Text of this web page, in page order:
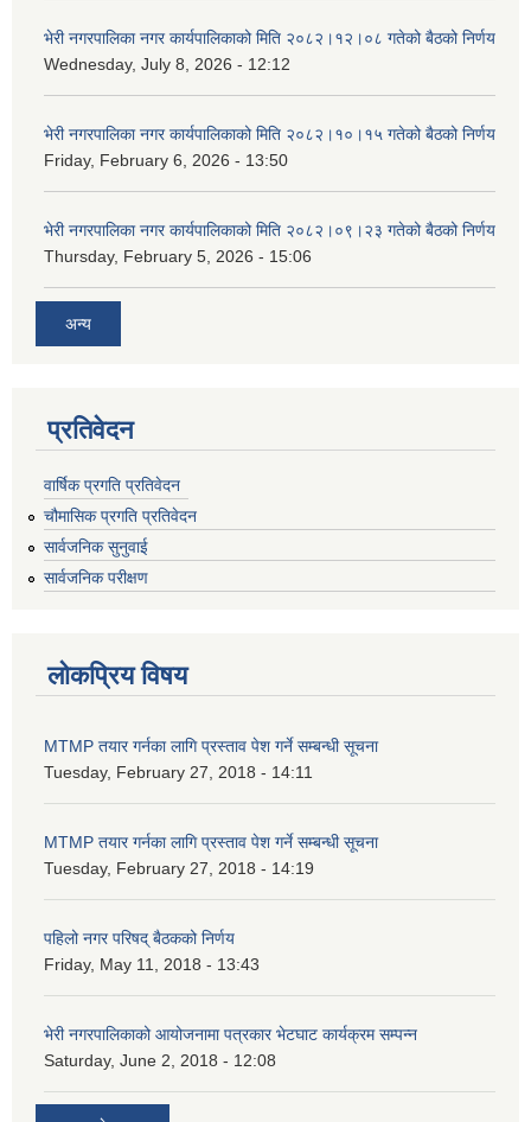
भेरी नगरपालिका नगर कार्यपालिकाको मिति २०८२।१२।०८ गतेको बैठको निर्णय
Wednesday, July 8, 2026 - 12:12
भेरी नगरपालिका नगर कार्यपालिकाको मिति २०८२।१०।१५ गतेको बैठको निर्णय
Friday, February 6, 2026 - 13:50
भेरी नगरपालिका नगर कार्यपालिकाको मिति २०८२।०९।२३ गतेको बैठको निर्णय
Thursday, February 5, 2026 - 15:06
अन्य
प्रतिवेदन
वार्षिक प्रगति प्रतिवेदन
चौमासिक प्रगति प्रतिवेदन
सार्वजनिक सुनुवाई
सार्वजनिक परीक्षण
लोकप्रिय विषय
MTMP तयार गर्नका लागि प्रस्ताव पेश गर्ने सम्बन्धी सूचना
Tuesday, February 27, 2018 - 14:11
MTMP तयार गर्नका लागि प्रस्ताव पेश गर्ने सम्बन्धी सूचना
Tuesday, February 27, 2018 - 14:19
पहिलो नगर परिषद् बैठकको निर्णय
Friday, May 11, 2018 - 13:43
भेरी नगरपालिकाको आयोजनामा पत्रकार भेटघाट कार्यक्रम सम्पन्न
Saturday, June 2, 2018 - 12:08